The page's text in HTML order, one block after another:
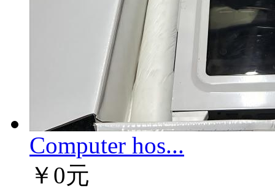
Computer hos...
￥0元